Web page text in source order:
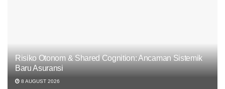
Risiko Otonom & Shared Cognition: Ancaman Sistemik
Baru Asuransi
8 AUGUST 2026